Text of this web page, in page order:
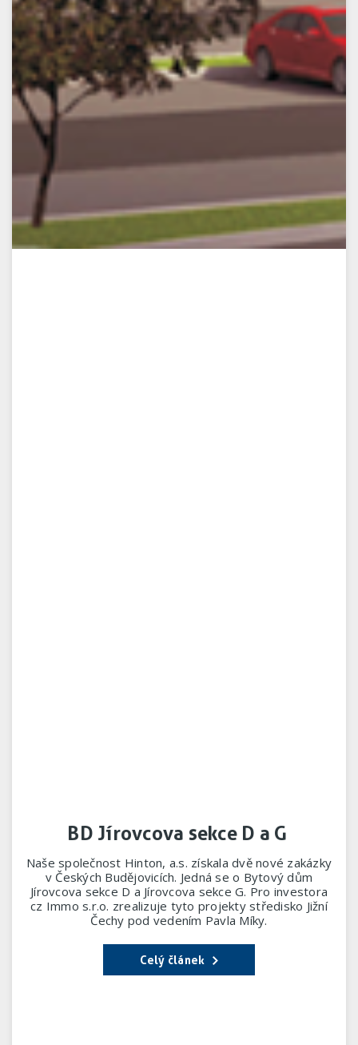
BD Jírovcova sekce D a G
Naše společnost Hinton, a.s. získala dvě nové zakázky
v Českých Budějovicích. Jedná se o Bytový dům
Jírovcova sekce D a Jírovcova sekce G. Pro investora
cz Immo s.r.o. zrealizuje tyto projekty středisko Jižní
Čechy pod vedením Pavla Míky.
Celý článek